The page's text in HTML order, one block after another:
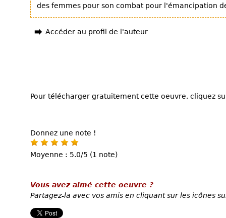
des femmes pour son combat pour l'émancipation
Accéder au profil de l'auteur
Pour télécharger gratuitement cette oeuvre, cliquez
Donnez une note !
Moyenne : 5.0/5 (1 note)
Vous avez aimé cette oeuvre ?
Partagez-la avec vos amis en cliquant sur les icônes